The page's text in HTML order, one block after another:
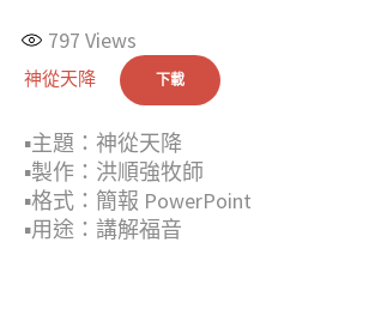
797 Views
神從天降 下載
▪︎主題：神從天降
▪︎製作：洪順強牧師
▪︎格式：簡報 PowerPoint
▪︎用途：講解福音